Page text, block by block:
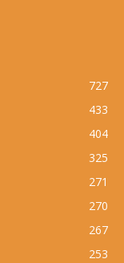
727
433
404
325
271
270
267
253